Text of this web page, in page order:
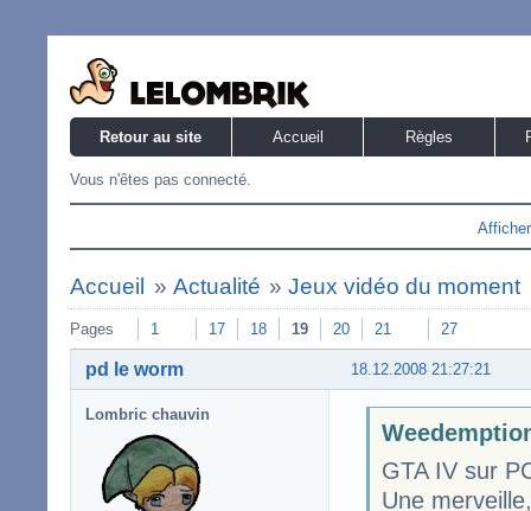
Retour au site Accueil Règles
Vous n'êtes pas connecté.
Accueil » Actualité »Jeux vidéo du moment
Pages 1 17 18 19 20 21 27
18.12.2008 21:27:21
pd le worm
Lombric chauvin
GTA IV sur
Une